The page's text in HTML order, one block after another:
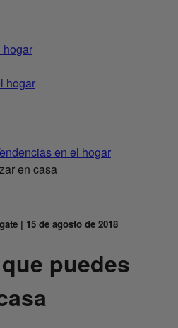
hogar
hogar
en el hogar
en casa
| 15 de agosto de 2018
puedes